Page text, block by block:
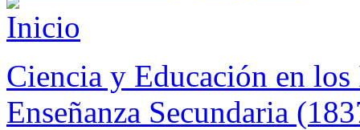
Ciencia y Educación en
Enseñanza Secundaria